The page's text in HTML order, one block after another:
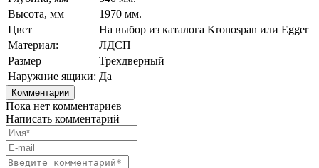
Высота, мм
1970 мм.
Цвет
На выбор из каталога Kronospan или Egger
Материал:
ЛДСП
Размер
Трехдверный
Наружние ящики: Да
Комментарии
Пока нет комментариев
Написать комментарий